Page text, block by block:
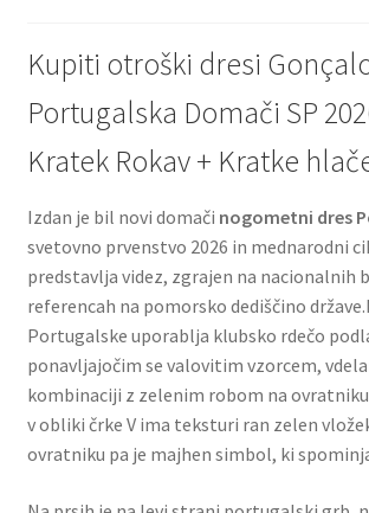
Kupiti otroški dresi
Portugalska Domači SP
Kratek Rokav + Kratke
Izdan je bil novi domači nogometni dres
svetovno prvenstvo 2026 in mednarodni
predstavlja videz, zgrajen na nacionalnih
referencah na pomorsko dediščino
Portugalske uporablja klubsko rdečo
ponavljajočim se valovitim vzorcem,
kombinaciji z zelenim robom na
v obliki črke V ima teksturi ran zelen
ovratniku pa je majhen simbol, ki